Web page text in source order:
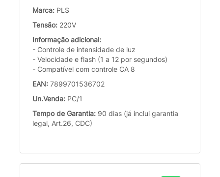
Marca: PLS
Tensão: 220V
Informação adicional:
- Controle de intensidade de luz
- Velocidade e flash (1 a 12 por segundos)
- Compatível com controle CA 8
EAN: 7899701536702
Un.Venda: PC/1
Tempo de Garantia: 90 dias (já inclui garantia
legal, Art.26, CDC)